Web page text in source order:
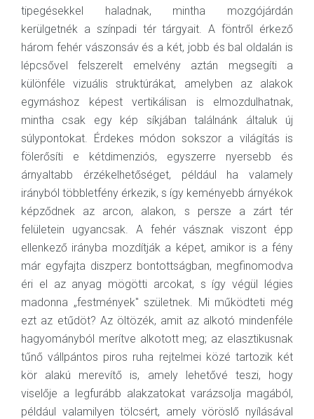
tipegésekkel haladnak, mintha mozgójárdán
kerülgetnék a színpadi tér tárgyait. A föntről érkező
három fehér vászonsáv és a két, jobb és bal oldalán is
lépcsővel felszerelt emelvény aztán megsegíti a
különféle vizuális struktúrákat, amelyben az alakok
egymáshoz képest vertikálisan is elmozdulhatnak,
mintha csak egy kép síkjában találnánk általuk új
súlypontokat. Érdekes módon sokszor a világítás is
fölerősíti e kétdimenziós, egyszerre nyersebb és
árnyaltabb érzékelhetőséget, például ha valamely
irányból többletfény érkezik, s így keményebb árnyékok
képződnek az arcon, alakon, s persze a zárt tér
felületein ugyancsak. A fehér vásznak viszont épp
ellenkező irányba mozdítják a képet, amikor is a fény
már egyfajta diszperz bontottságban, megfinomodva
éri el az anyag mögötti arcokat, s így végül légies
madonna „festmények" születnek. Mi működteti még
ezt az etűdöt? Az öltözék, amit az alkotó mindenféle
hagyományból merítve alkotott meg; az elasztikusnak
tűnő vállpántos piros ruha rejtelmei közé tartozik két
kör alakú merevítő is, amely lehetővé teszi, hogy
viselője a legfurább alakzatokat varázsolja magából,
például valamilyen tölcsért, amely vöröslő nyílásával